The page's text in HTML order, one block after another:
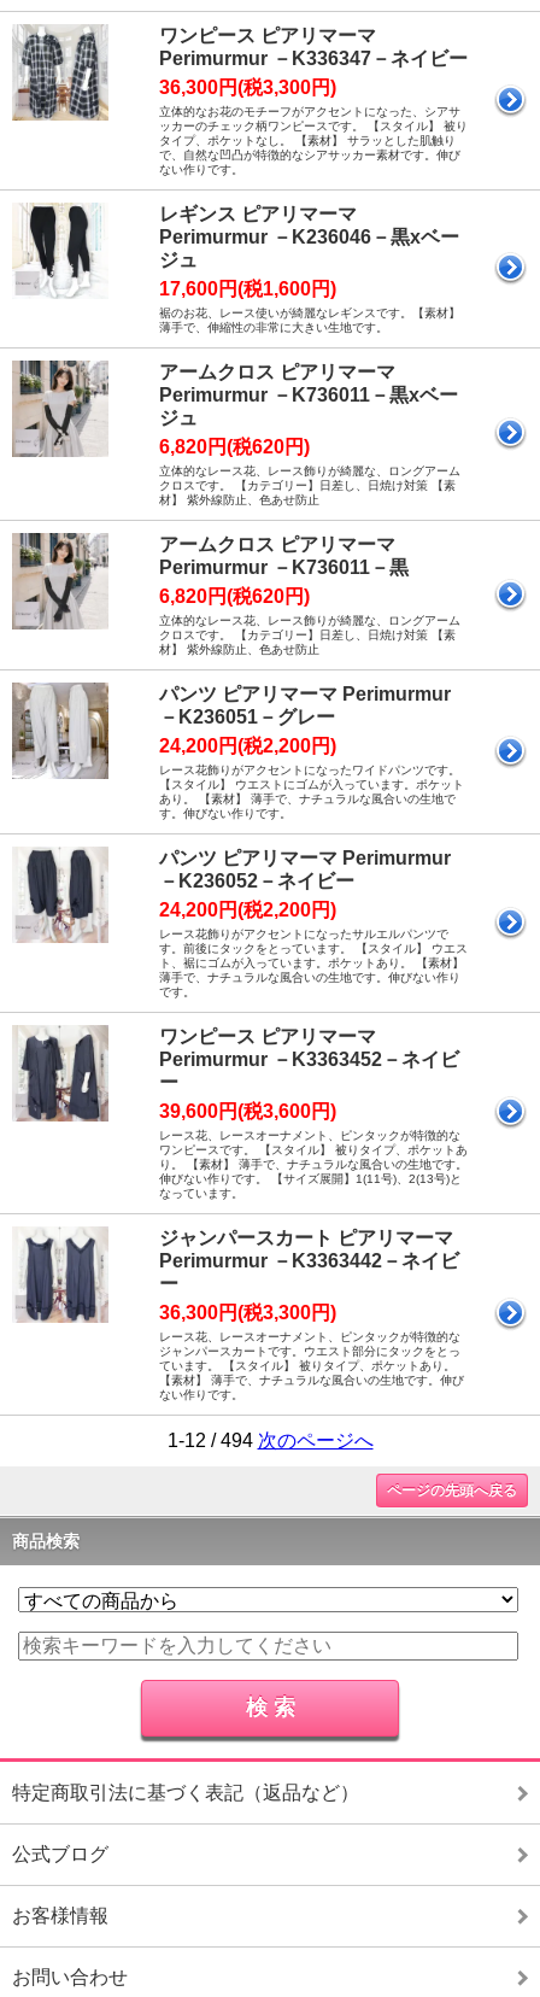
ワンピース ピアリマーマ
Perimurmur －K336347－ネイビー
36,300円(税3,300円)
立体的なお花のモチーフがアクセントになった、シアサ
ッカーのチェック柄ワンピースです。 【スタイル】 被り
タイプ、ポケットなし。 【素材】 サラッとした肌触り
で、自然な凹凸が特徴的なシアサッカー素材です。伸び
ない作りです。
レギンス ピアリマーマ
Perimurmur －K236046－黒xベー
ジュ
17,600円(税1,600円)
裾のお花、レース使いが綺麗なレギンスです。【素材】
薄手で、伸縮性の非常に大きい生地です。
アームクロス ピアリマーマ
Perimurmur －K736011－黒xベー
ジュ
6,820円(税620円)
立体的なレース花、レース飾りが綺麗な、ロングアーム
クロスです。 【カテゴリー】日差し、日焼け対策 【素
材】 紫外線防止、色あせ防止
アームクロス ピアリマーマ
Perimurmur －K736011－黒
6,820円(税620円)
立体的なレース花、レース飾りが綺麗な、ロングアーム
クロスです。 【カテゴリー】日差し、日焼け対策 【素
材】 紫外線防止、色あせ防止
パンツ ピアリマーマ Perimurmur
－K236051－グレー
24,200円(税2,200円)
レース花飾りがアクセントになったワイドパンツです。
【スタイル】 ウエストにゴムが入っています。ポケット
あり。 【素材】 薄手で、ナチュラルな風合いの生地で
す。伸びない作りです。
パンツ ピアリマーマ Perimurmur
－K236052－ネイビー
24,200円(税2,200円)
レース花飾りがアクセントになったサルエルパンツで
す。前後にタックをとっています。 【スタイル】 ウエス
ト、裾にゴムが入っています。ポケットあり。 【素材】
薄手で、ナチュラルな風合いの生地です。伸びない作り
です。
ワンピース ピアリマーマ
Perimurmur －K3363452－ネイビ
ー
39,600円(税3,600円)
レース花、レースオーナメント、ピンタックが特徴的な
ワンピースです。 【スタイル】 被りタイプ、ポケットあ
り。 【素材】 薄手で、ナチュラルな風合いの生地です。
伸びない作りです。 【サイズ展開】1(11号)、2(13号)と
なっています。
ジャンパースカート ピアリマーマ
Perimurmur －K3363442－ネイビ
ー
36,300円(税3,300円)
レース花、レースオーナメント、ピンタックが特徴的な
ジャンパースカートです。ウエスト部分にタックをとっ
ています。 【スタイル】 被りタイプ、ポケットあり。
【素材】 薄手で、ナチュラルな風合いの生地です。伸び
ない作りです。
1-12 / 494 次のページへ
ページの先頭へ戻る
商品検索
特定商取引法に基づく表記（返品など）
公式ブログ
お客様情報
お問い合わせ